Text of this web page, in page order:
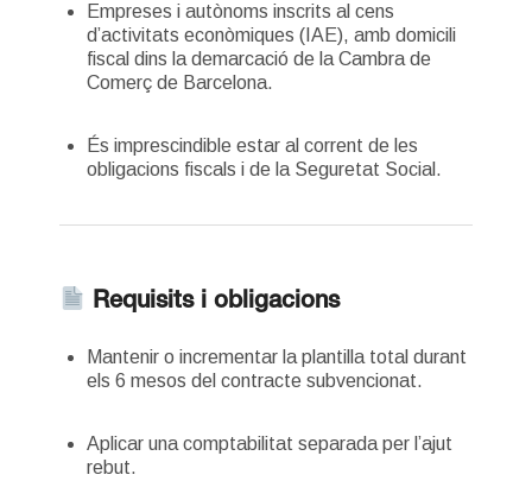
Empreses i autònoms inscrits al cens
d’activitats econòmiques (IAE), amb domicili
fiscal dins la demarcació de la Cambra de
Comerç de Barcelona.
És imprescindible estar al corrent de les
obligacions fiscals i de la Seguretat Social.
Requisits i obligacions
Mantenir o incrementar la plantilla total durant
els 6 mesos del contracte subvencionat.
Aplicar una comptabilitat separada per l’ajut
rebut.